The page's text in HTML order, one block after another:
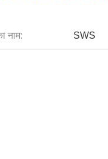
नाम: SWS